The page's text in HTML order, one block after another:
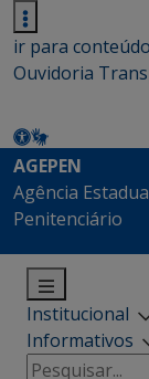
ir para conteúdo
Ouvidoria
AGEPEN
Agência
Penitenciário
Institucional
Informativos
Pesquisar